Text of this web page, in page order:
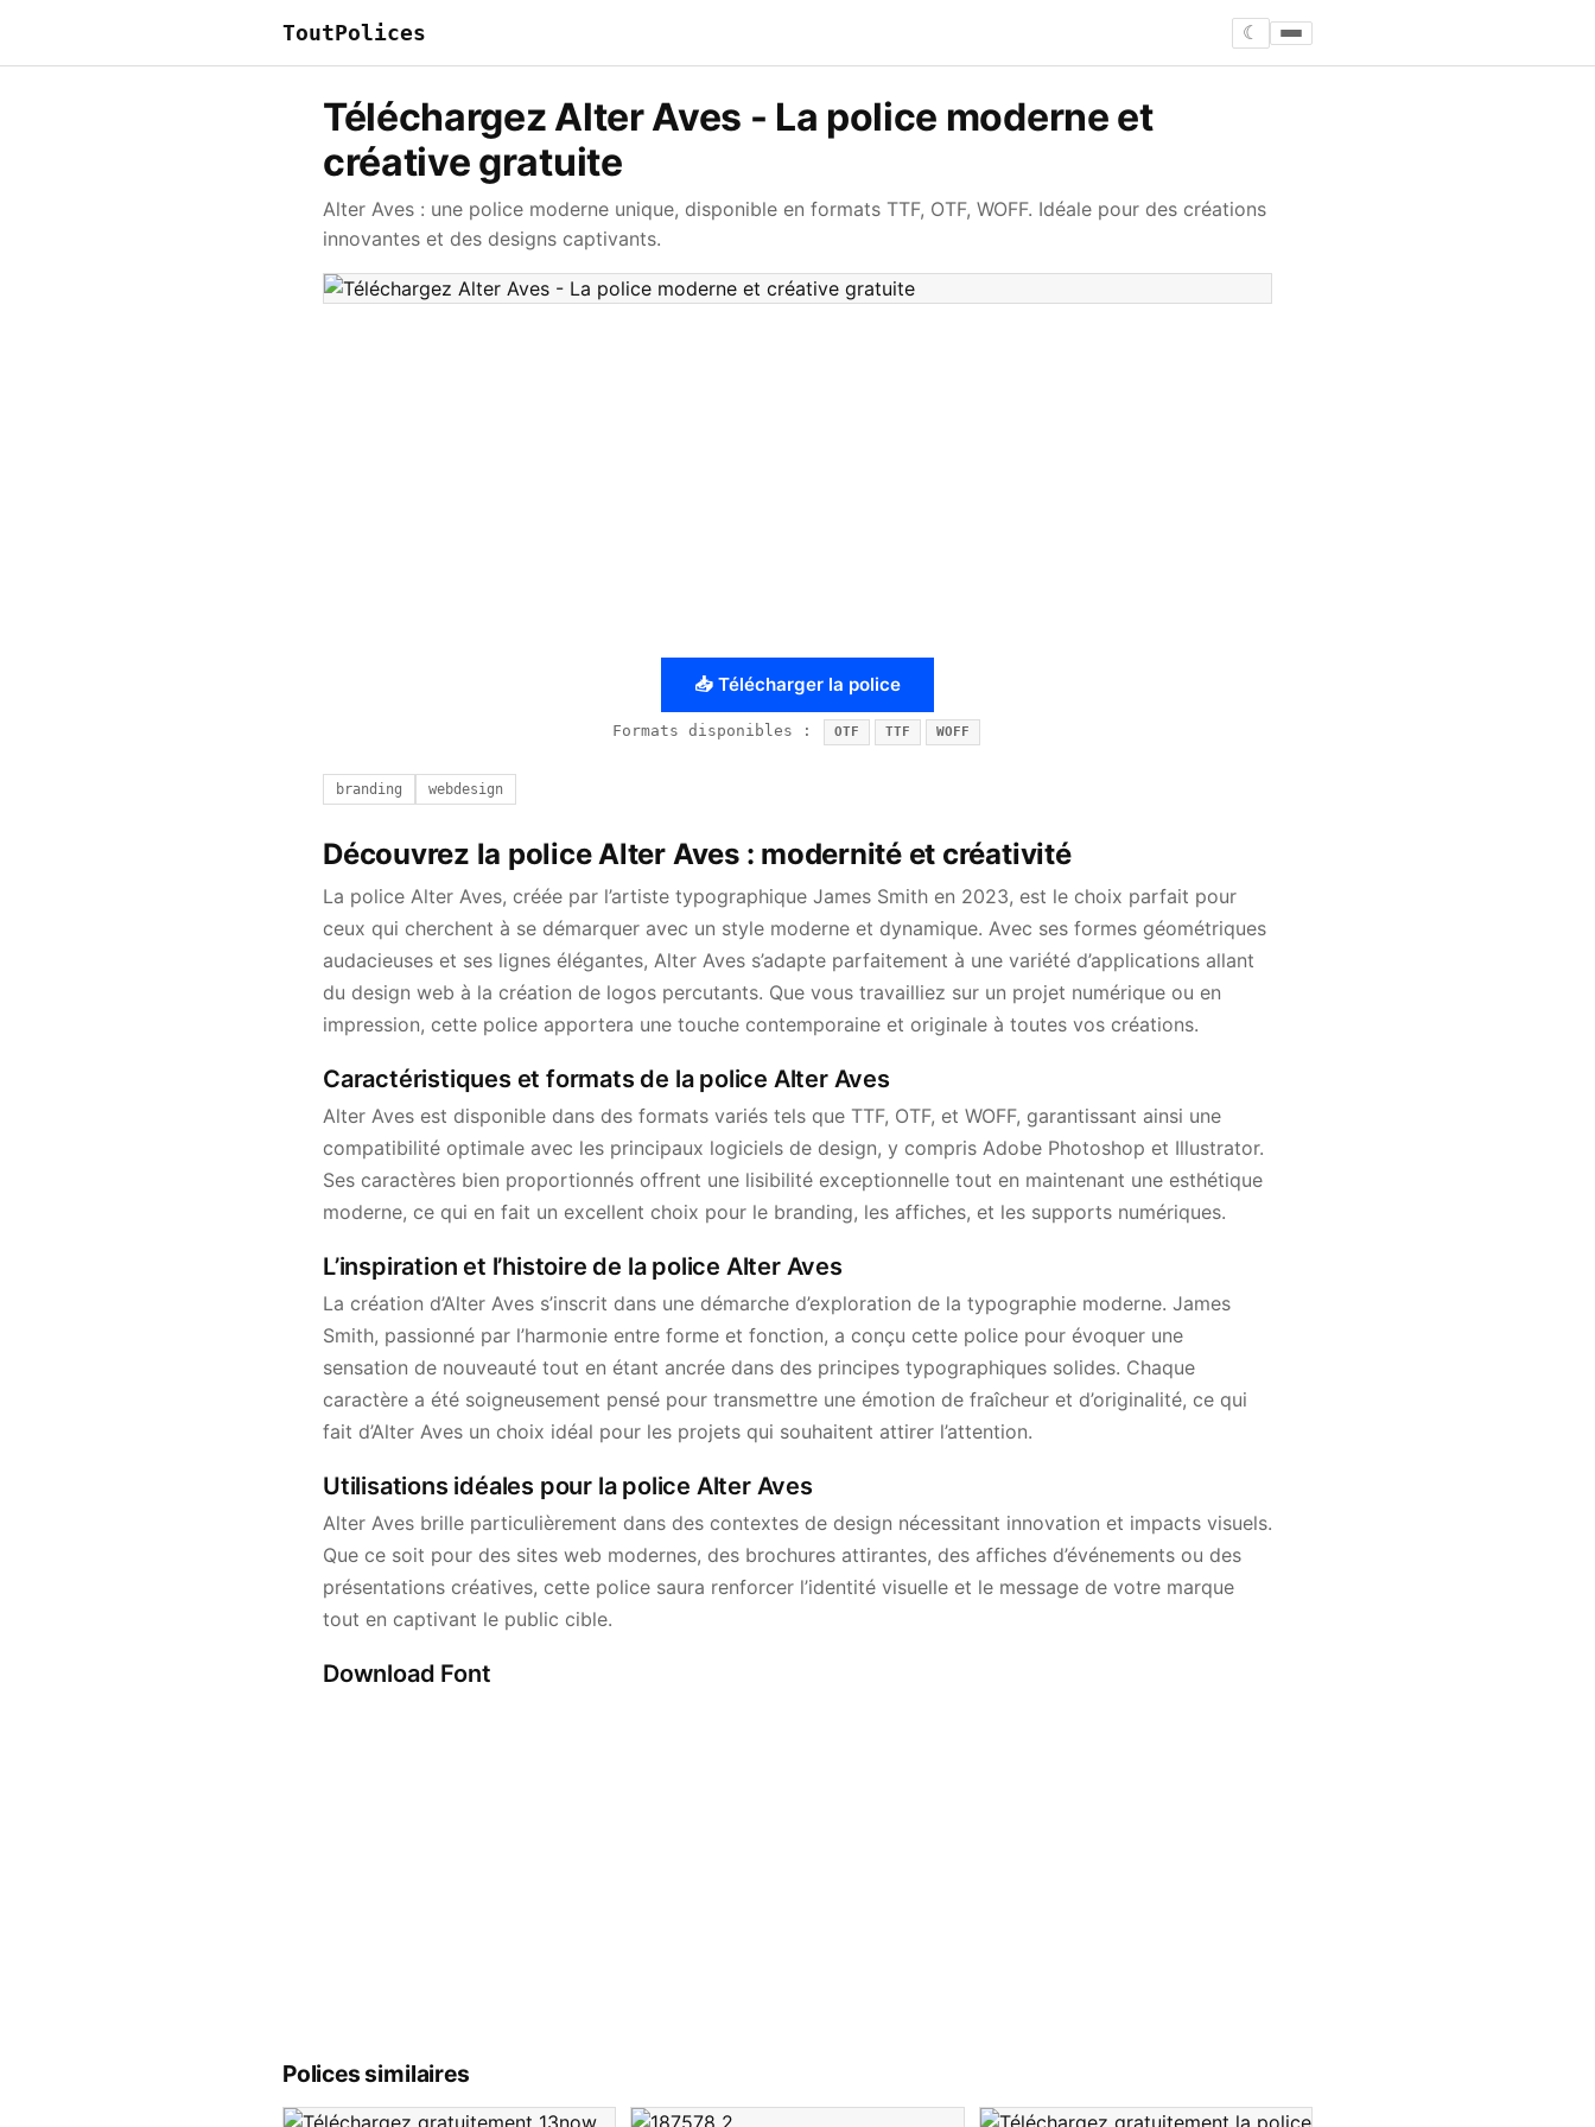
ToutPolices ☾
Téléchargez Alter Aves - La police moderne et
créative gratuite
Alter Aves : une police moderne unique, disponible en formats TTF, OTF, WOFF. Idéale pour des créations
innovantes et des designs captivants.
📥 Télécharger la police
Formats disponibles : OTF TTF WOFF
branding webdesign
Découvrez la police Alter Aves : modernité et créativité
La police Alter Aves, créée par l’artiste typographique James Smith en 2023, est le choix parfait pour
ceux qui cherchent à se démarquer avec un style moderne et dynamique. Avec ses formes géométriques
audacieuses et ses lignes élégantes, Alter Aves s’adapte parfaitement à une variété d’applications allant
du design web à la création de logos percutants. Que vous travailliez sur un projet numérique ou en
impression, cette police apportera une touche contemporaine et originale à toutes vos créations.
Caractéristiques et formats de la police Alter Aves
Alter Aves est disponible dans des formats variés tels que TTF, OTF, et WOFF, garantissant ainsi une
compatibilité optimale avec les principaux logiciels de design, y compris Adobe Photoshop et Illustrator.
Ses caractères bien proportionnés offrent une lisibilité exceptionnelle tout en maintenant une esthétique
moderne, ce qui en fait un excellent choix pour le branding, les affiches, et les supports numériques.
L’inspiration et l’histoire de la police Alter Aves
La création d’Alter Aves s’inscrit dans une démarche d’exploration de la typographie moderne. James
Smith, passionné par l’harmonie entre forme et fonction, a conçu cette police pour évoquer une
sensation de nouveauté tout en étant ancrée dans des principes typographiques solides. Chaque
caractère a été soigneusement pensé pour transmettre une émotion de fraîcheur et d’originalité, ce qui
fait d’Alter Aves un choix idéal pour les projets qui souhaitent attirer l’attention.
Utilisations idéales pour la police Alter Aves
Alter Aves brille particulièrement dans des contextes de design nécessitant innovation et impacts visuels.
Que ce soit pour des sites web modernes, des brochures attirantes, des affiches d’événements ou des
présentations créatives, cette police saura renforcer l’identité visuelle et le message de votre marque
tout en captivant le public cible.
Download Font
Polices similaires